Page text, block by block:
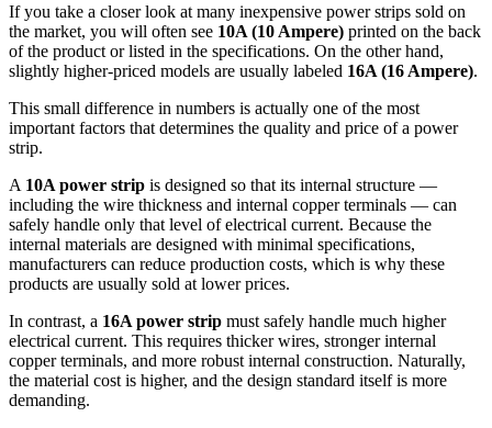
If you take a closer look at many inexpensive power strips sold on
the market, you will often see 10A (10 Ampere) printed on the back
of the product or listed in the specifications. On the other hand,
slightly higher-priced models are usually labeled 16A (16 Ampere).
This small difference in numbers is actually one of the most
important factors that determines the quality and price of a power
strip.
A 10A power strip is designed so that its internal structure —
including the wire thickness and internal copper terminals — can
safely handle only that level of electrical current. Because the
internal materials are designed with minimal specifications,
manufacturers can reduce production costs, which is why these
products are usually sold at lower prices.
In contrast, a 16A power strip must safely handle much higher
electrical current. This requires thicker wires, stronger internal
copper terminals, and more robust internal construction. Naturally,
the material cost is higher, and the design standard itself is more
demanding.